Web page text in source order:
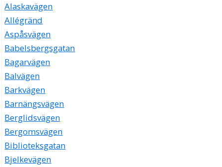
Alaskavägen
Allégränd
Aspåsvägen
Babelsbergsgatan
Bagarvägen
Balvägen
Barkvägen
Barnängsvägen
Berglidsvägen
Bergomsvägen
Biblioteksgatan
Bjelkevägen